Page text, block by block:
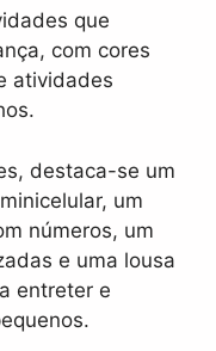
que
com cores
atividades
destaca-se um
um
números, um
e uma lousa
entreter e